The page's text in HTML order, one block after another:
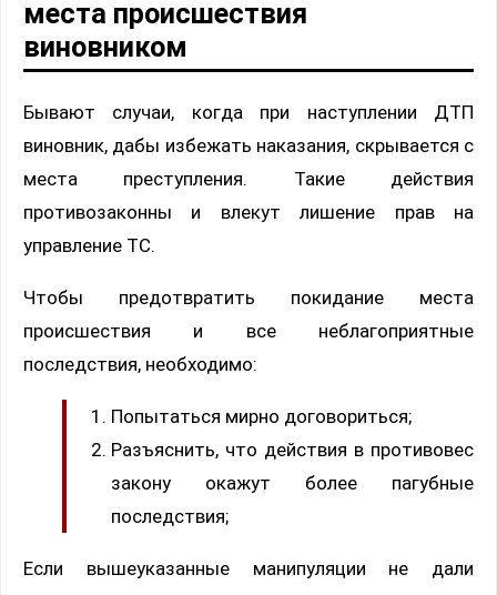
места происшествия
виновником
Бывают случаи, когда при наступлении ДТП
виновник, дабы избежать наказания, скрывается с
места преступления. Такие действия
противозаконны и влекут лишение прав на
управление ТС.
Чтобы предотвратить покидание места
происшествия и все неблагоприятные
последствия, необходимо:
Попытаться мирно договориться;
Разъяснить, что действия в противовес
закону окажут более пагубные
последствия;
Если вышеуказанные манипуляции не дали